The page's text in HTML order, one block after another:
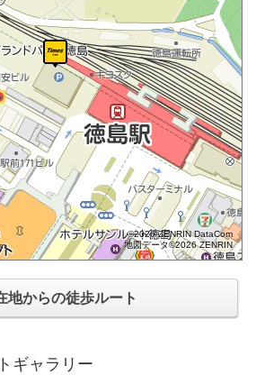
©2026 ZENRIN DataCom
地図データ©2026 ZENRIN
地からの徒歩ルート
ギャラリー